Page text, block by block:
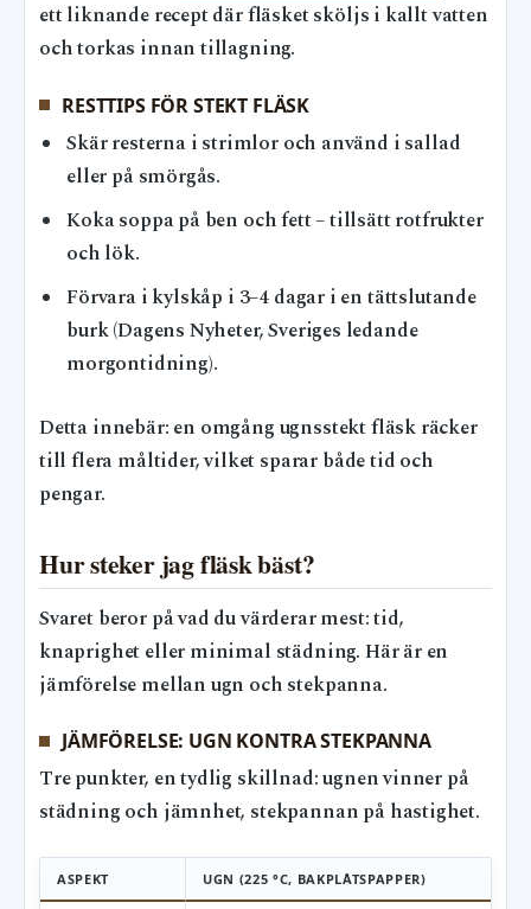
ett liknande recept där fläsket sköljs i kallt vatten
och torkas innan tillagning.
RESTTIPS FÖR STEKT FLÄSK
Skär resterna i strimlor och använd i sallad
eller på smörgås.
Koka soppa på ben och fett – tillsätt rotfrukter
och lök.
Förvara i kylskåp i 3–4 dagar i en tättslutande
burk (Dagens Nyheter, Sveriges ledande
morgontidning).
Detta innebär: en omgång ugnsstekt fläsk räcker
till flera måltider, vilket sparar både tid och
pengar.
Hur steker jag fläsk bäst?
Svaret beror på vad du värderar mest: tid,
knaprighet eller minimal städning. Här är en
jämförelse mellan ugn och stekpanna.
JÄMFÖRELSE: UGN KONTRA STEKPANNA
Tre punkter, en tydlig skillnad: ugnen vinner på
städning och jämnhet, stekpannan på hastighet.
ASPEKT UGN (225 °C, BAKPLÅTSPAPPER)